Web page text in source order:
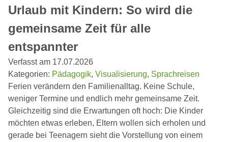
Urlaub mit Kindern: So wird die
gemeinsame Zeit für alle
entspannter
Verfasst am 17.07.2026
Kategorien: Pädagogik, Visualisierung, Sprachreisen
Ferien verändern den Familienalltag. Keine Schule,
weniger Termine und endlich mehr gemeinsame Zeit.
Gleichzeitig sind die Erwartungen oft hoch: Die Kinder
möchten etwas erleben, Eltern wollen sich erholen und
gerade bei Teenagern sieht die Vorstellung von einem